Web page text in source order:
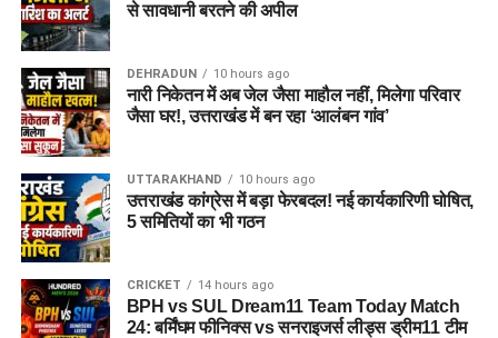
से सावधानी बरतने की अपील
DEHRADUN 10 hours ago
नारी निकेतन में अब जेल जैसा माहौल नहीं, मिलेगा परिवार
जैसा घर!, उत्तराखंड में बन रहा ‘आलंबन गांव’
UTTARAKHAND 10 hours ago
उत्तराखंड कांग्रेस में बड़ा फेरबदल! नई कार्यकारिणी घोषित,
5 समितियों का भी गठन
CRICKET 14 hours ago
BPH vs SUL Dream11 Team Today Match
24: बर्मिंघम फीनिक्स vs सनराइजर्स लीड्स ड्रीम11 टीम